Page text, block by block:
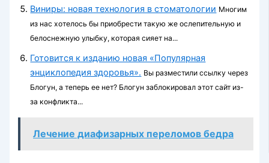
Виниры: новая технология в стоматологии Многим
из нас хотелось бы приобрести такую же ослепительную и
белоснежную улыбку, которая сияет на...
Готовится к изданию новая «Популярная
энциклопедия здоровья». Вы разместили ссылку через
Блогун, а теперь ее нет? Блогун заблокировал этот сайт из-
за конфликта...
Лечение диафизарных переломов бедра